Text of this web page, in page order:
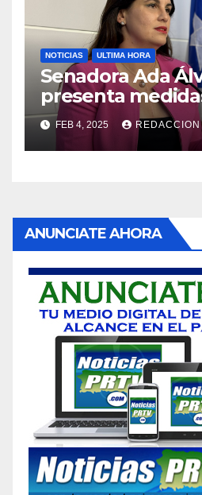
NOTICIAS ULTIMA HORA
Senadora Ada
presenta
violencia en el
FEB 4, 2025
ANUNCIATE AHORA